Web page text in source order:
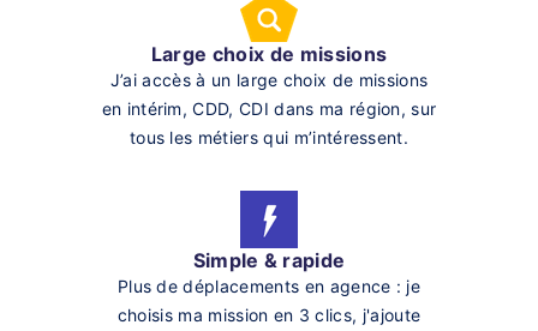
Large choix de missions
J’ai accès à un large choix de missions
en intérim, CDD, CDI dans ma région, sur
tous les métiers qui m’intéressent.
Simple & rapide
Plus de déplacements en agence : je
choisis ma mission en 3 clics, j'ajoute